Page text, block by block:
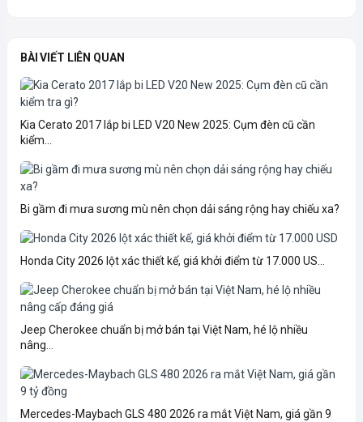
BÀI VIẾT LIÊN QUAN
Kia Cerato 2017 lắp bi LED V20 New 2025: Cụm đèn cũ cần
kiểm...
Bi gầm đi mưa sương mù nên chọn dải sáng rộng hay chiếu xa?
Honda City 2026 lột xác thiết kế, giá khởi điểm từ 17.000 US...
Jeep Cherokee chuẩn bị mở bán tại Việt Nam, hé lộ nhiều
nâng...
Mercedes-Maybach GLS 480 2026 ra mắt Việt Nam, giá gần 9